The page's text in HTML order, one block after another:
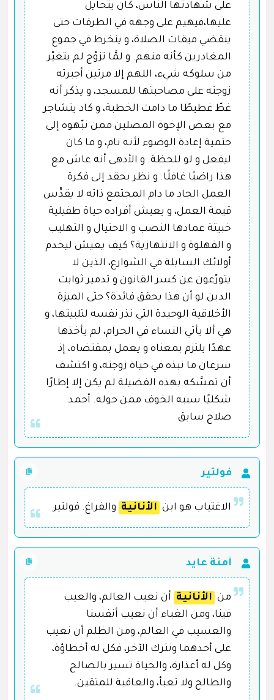
على شهادتها الناس، كان يتحايل
عليها،فيهيم على وجهه في الطرقات حتى
ينقضي ميقات الصلاة، و ينخرط في جموع
المغادرين كأنه منهم. و لمَّا تزوّج لم يتغيّر
من سلوكه شيء، اللهم إلا مرتين أجبرته
زوجته على مصاحبتها للمسجد، و يذكر أنه
غطّ غطيطًا ما دامت الخطبة، و كاد يتشاجر
مع بعض الإخوة المصلين ممن نبّهوه إلى
حتمية إعادة الوضوء لأنه نام، و ما كان
ليفعل و لو للحظة. و الأدهى أنه عاش مع
هذا راضيًا غافلًا. و نظر بحقد إلى فكرة
العمل الجاد ما دام المجتمع ذاته لا يقدِّس
قيمة العمل، و يعيش أفراده حياة طفيلية
خبيثة عمادها النصب و الاحتيال و التهليب
و الفهلوة و الانتهازية؟ كيف يعيش ليخدم
أولائك السابلة في الشوارع، الذين لا
يتورّعون عن كسر القانون و تدمير ثوابت
الدين لو أن هذا يحقق فائدة؟ حتى الميزة
الأخلاقية الوحيدة التي نذر نفسه لتلبيتها، و
هي ألا يأتي النساء في الحرام، لم يأخذها
عهدًا يلتزم بمعناه و يعمل بمقتضاه، إذ
سرعان ما نبذه في حياة زوجته، و اكتشف
أن تمسَّكه بهذه الفضيلة لم يكن إلا إطارًا
شكليًا سببه الخوف ممن حوله. أحمد
صلاح سابق
فولتير
الاغتياب هو ابن الأنانية والفراغ. فولتير
آمنة عايد
من الأنانية
أن نعيب العالم، والعيب
فينا، ومن الغباء أن نعيب أنفسنا
والعسيب في العالم، ومن الظلم أن نعيب
على أحدهما ونترك الآخر، فكل له أخطاؤة،
وكل له أعذارة، والحياة تسير بالصالح
والطالح ولا تعبأ، والعاقبة للمتقين.